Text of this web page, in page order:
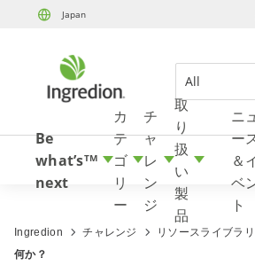
Japan
All
Be
what’s
next
TM
カ
テ
ゴ
リ
ー
チ
ャ
レ
ン
ジ
取
り
扱
い
製
品
ニ
ー
＆
ベ
ト
Ingredion チャレンジ リソースライブラリ
何か？